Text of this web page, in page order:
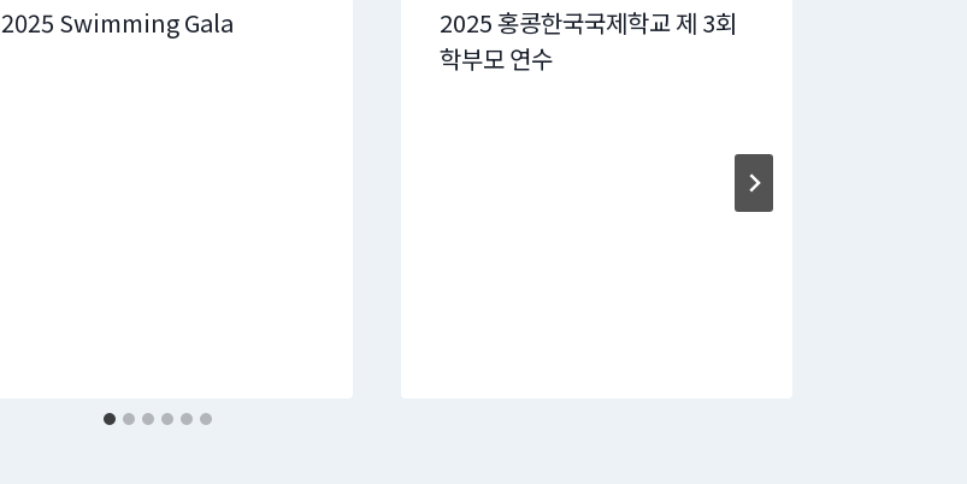
2025 Swimming Gala
2025 홍콩한국국제학교 제 3회
학부모 연수